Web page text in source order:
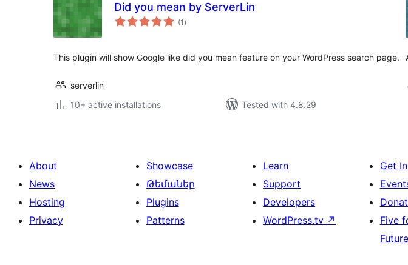
Did you mean by ServerLin
(1 total
ratings
)
This plugin will show Google like did you mean feature on your WordPress search page.
serverlin
10+ active installations
Tested with 4.8.29
About
News
Hosting
Privacy
Showcase
Թեմաներ
Plugins
Patterns
Learn
Support
Developers
WordPress.tv ↗
Get
Five
Future